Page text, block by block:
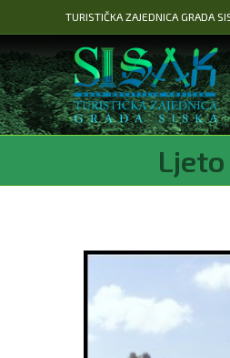
na
sadržaj
TURISTIČKA ZAJEDNICA GRADA